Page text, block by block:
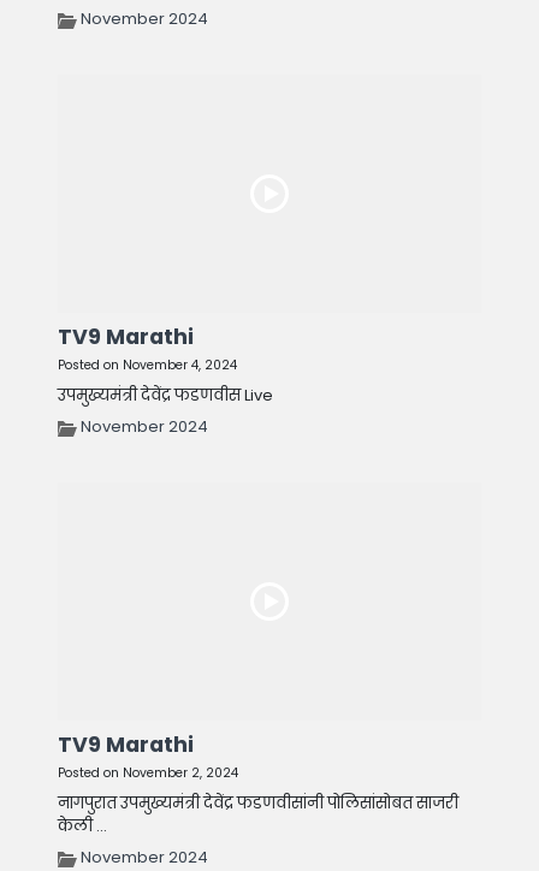
November 2024
TV9 Marathi
Posted on November 4, 2024
उपमुख्यमंत्री देवेंद्र फडणवीस Live
November 2024
TV9 Marathi
Posted on November 2, 2024
नागपुरात उपमुख्यमंत्री देवेंद्र फडणवीसांनी पोलिसांसोबत साजरी
केली ...
November 2024